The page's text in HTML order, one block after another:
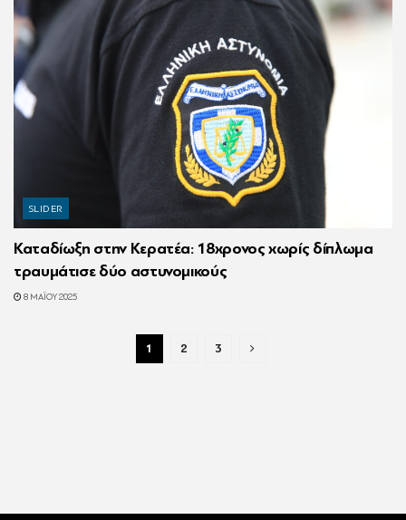
SLIDER
Καταδίωξη στην Κερατέα: 18χρονος χωρίς δίπλωμα
τραυμάτισε δύο αστυνομικούς
8 ΜΑΪ́ΟΥ 2025
1 2 3